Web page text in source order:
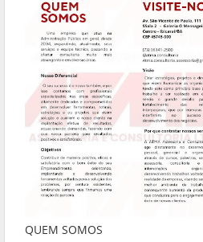
QUEM SOMOS